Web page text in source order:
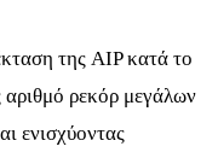
της AIP κατά το
ρεκόρ μεγάλων
ενισχύοντας